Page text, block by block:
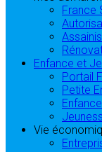
France
Enfance et
Portail
Petite
Enfance
Vie